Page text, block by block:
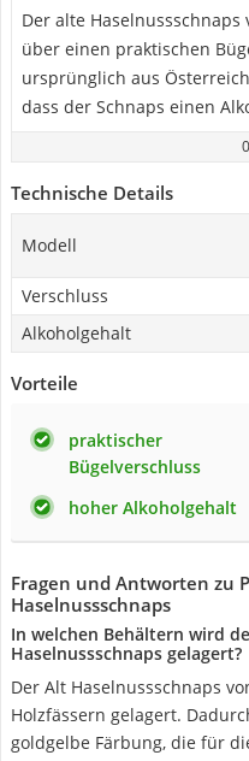
Der alte
über einen praktischen
ursprünglich aus
dass der Schnaps einen
Technische Details
Modell
Verschluss
Alkoholgehalt
Vorteile
praktischer
Bügelverschluss
hoher Alkoholgehalt
Fragen und Antworten zu
Haselnussschnaps
In welchen Behältern wird
Haselnussschnaps gelagert?
Der Alt Haselnussschnaps
Holzfässern gelagert.
goldgelbe Färbung, die für